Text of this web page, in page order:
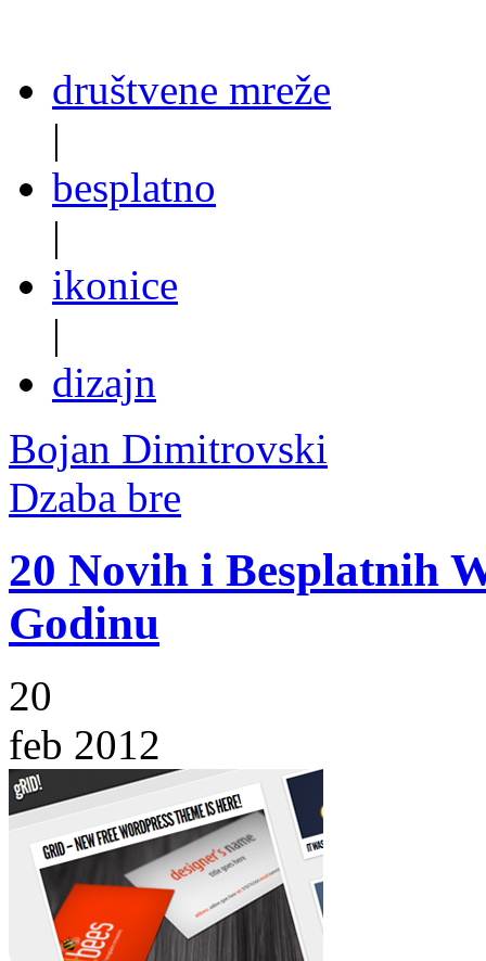
društvene mreže
|
besplatno
|
ikonice
|
dizajn
Bojan Dimitrovski
Dzaba bre
20 Novih i Besplatnih
Godinu
20
feb 2012